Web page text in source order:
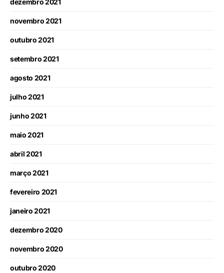
dezembro 2021
novembro 2021
outubro 2021
setembro 2021
agosto 2021
julho 2021
junho 2021
maio 2021
abril 2021
março 2021
fevereiro 2021
janeiro 2021
dezembro 2020
novembro 2020
outubro 2020